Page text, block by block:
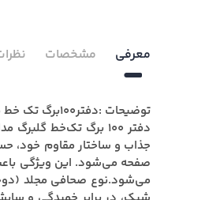
معرفی مشخصات
توضیحات :دفتر100برگ تک خط مجلدگلبرگ GOLBARG-7757
جذاب و ساختار مقاوم خود،
صفحه می‌شود. این ویژگی
می‌شود.نوع صحافی مجلد